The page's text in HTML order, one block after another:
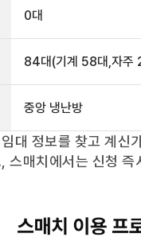
0대
84대 (기계 58대,자주
중앙 냉난방
대 정보를 찾고 계신
스매치에서는 신청